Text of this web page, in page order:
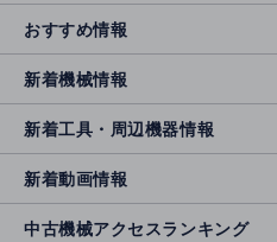
おすすめ情報
新着機械情報
新着工具・周辺機器情報
新着動画情報
中古機械アクセスランキング